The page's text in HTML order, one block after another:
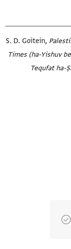
S. D. Goitein,
Times (ha-Yishuv
Tequfat ha-